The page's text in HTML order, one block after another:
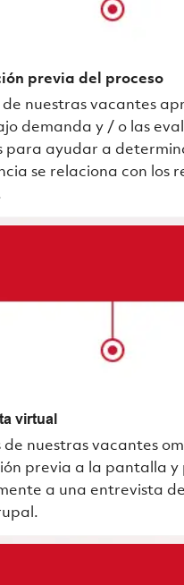
previa del proceso
de nuestras vacantes
demanda y / o las
para ayudar a
se relaciona con los
virtual
de nuestras vacantes
previa a la pantalla y
a una entrevista